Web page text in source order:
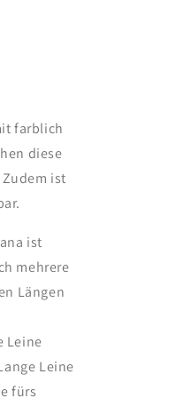
farblich
diese
ist
ist
mehrere
Längen
Leine
Leine
fürs